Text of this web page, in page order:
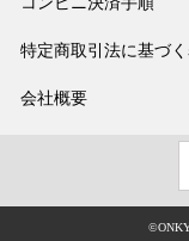
特定商取引法に基づ
会社概要